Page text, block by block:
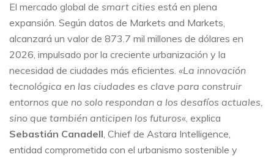
El mercado global de smart cities está en plena
expansión. Según datos de Markets and Markets,
alcanzará un valor de 873.7 mil millones de dólares en
2026, impulsado por la creciente urbanización y la
necesidad de ciudades más eficientes. «La innovación
tecnológica en las ciudades es clave para construir
entornos que no solo respondan a los desafíos actuales,
sino que también anticipen los futuros«, explica
Sebastián Canadell, Chief de Astara Intelligence,
entidad comprometida con el urbanismo sostenible y